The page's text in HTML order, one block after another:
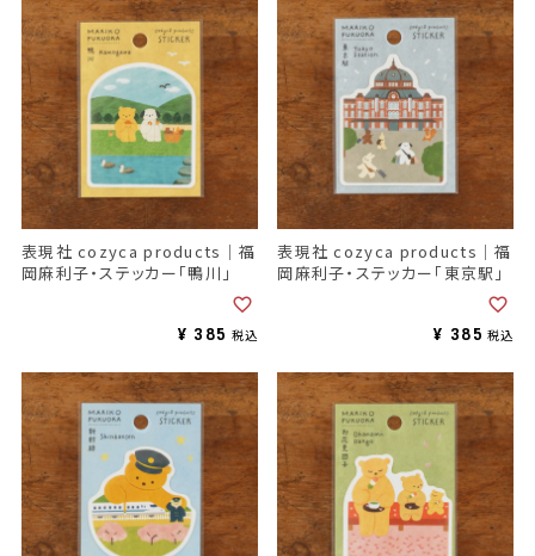
表現社 cozyca products｜福
岡麻利子・ステッカー「鴨川」
¥ 385 税込
表現社 cozyca products｜福
岡麻利子・ステッカー「東京駅」
¥ 385 税込